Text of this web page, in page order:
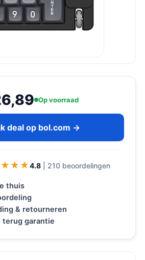
Op voorraad
deal op bol.com →
4.8 | 210 beoordelingen
thuis
& retourneren
terug garantie